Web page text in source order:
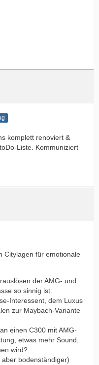
komplett renoviert &
Liste. Kommuniziert
Citylagen für emotionale
der AMG- und
so sinnig ist.
Interessent, dem Luxus
zur Maybach-Variante
einen C300 mit AMG-
etwas mehr Sound,
wird?
bodenständiger)